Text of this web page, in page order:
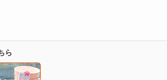
ら